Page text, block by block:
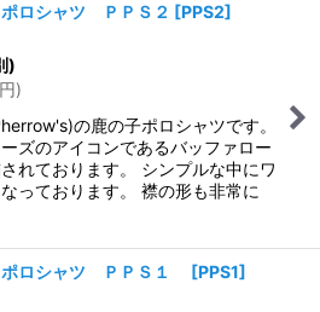
ロシャツ ＰＰＳ２ [PPS2]
)
円)
の鹿の子ポロシャツです。
ズのアイコンであるバッファロー
れております。 シンプルな中にワ
っております。 襟の形も非常に
ロシャツ ＰＰＳ１ [PPS1]